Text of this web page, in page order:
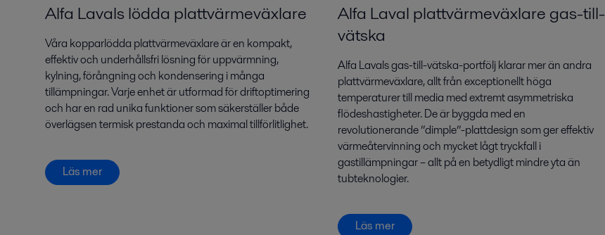
Alfa Lavals lödda plattvärmeväxlare
Våra kopparlödda plattvärmeväxlare är en kompakt,
effektiv och underhållsfri lösning för uppvärmning,
kylning, förångning och kondensering i många
tillämpningar. Varje enhet är utformad för driftoptimering
och har en rad unika funktioner som säkerställer både
överlägsen termisk prestanda och maximal tillförlitlighet.
Läs mer
Alfa Laval plattvärmeväxlare gas-till-
vätska
Alfa Lavals gas-till-vätska-portfölj klarar mer än andra
plattvärmeväxlare, allt från exceptionellt höga
temperaturer till media med extremt asymmetriska
flödeshastigheter. De är byggda med en
revolutionerande ”dimple”-plattdesign som ger effektiv
värmeåtervinning och mycket lågt tryckfall i
gastillämpningar – allt på en betydligt mindre yta än
tubteknologier.
Läs mer